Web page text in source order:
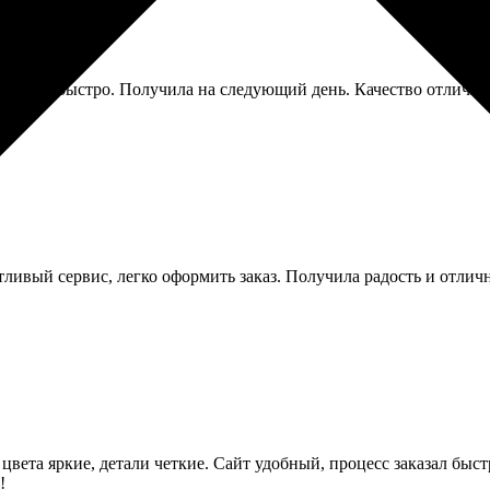
и быстро. Получила на следующий день. Качество
сервис, легко оформить заказ. Получила радость и
яркие, детали четкие. Сайт удобный, процесс заказал